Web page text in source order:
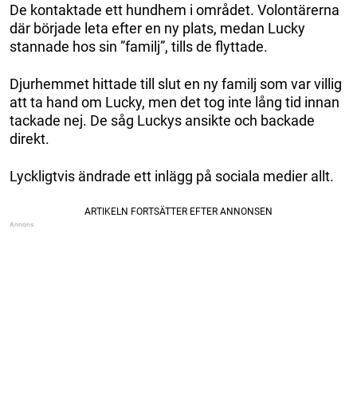
De kontaktade ett hundhem i området. Volontärerna
där började leta efter en ny plats, medan Lucky
stannade hos sin ”familj”, tills de flyttade.
Djurhemmet hittade till slut en ny familj som var villig
att ta hand om Lucky, men det tog inte lång tid innan
tackade nej. De såg Luckys ansikte och backade
direkt.
Lyckligtvis ändrade ett inlägg på sociala medier allt.